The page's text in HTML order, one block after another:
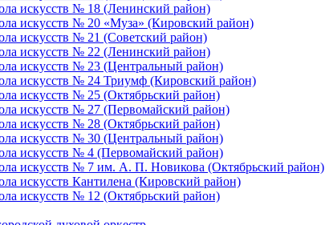
искусств № 18 (Ленинский район)
искусств № 20 «Муза» (Кировский район)
искусств № 21 (Советский район)
искусств № 22 (Ленинский район)
искусств № 23 (Центральный район)
искусств № 24 Триумф (Кировский район)
искусств № 25 (Октябрьский район)
искусств № 27 (Первомайский район)
искусств № 28 (Октябрьский район)
искусств № 30 (Центральный район)
искусств № 4 (Первомайский район)
искусств № 7 им. А. П. Новикова (Октябрьский район)
искусств Кантилена (Кировский район)
искусств № 12 (Октябрьский район)